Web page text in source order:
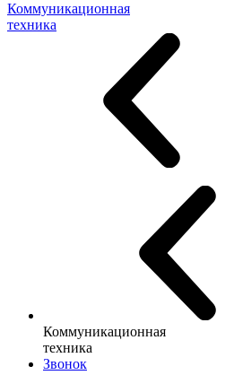
Коммуникационная
техника
Коммуникационная
техника
Звонок